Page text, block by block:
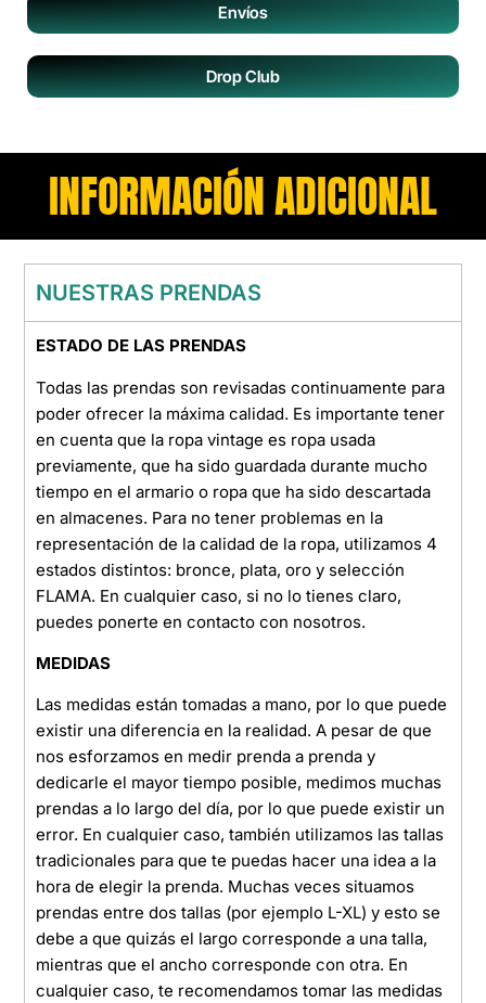
Envíos
Drop Club
INFORMACIÓN ADICIONAL
NUESTRAS PRENDAS
ESTADO DE LAS PRENDAS
Todas las prendas son revisadas continuamente para
poder ofrecer la máxima calidad. Es importante tener
en cuenta que la ropa vintage es ropa usada
previamente, que ha sido guardada durante mucho
tiempo en el armario o ropa que ha sido descartada
en almacenes. Para no tener problemas en la
representación de la calidad de la ropa, utilizamos 4
estados distintos: bronce, plata, oro y selección
FLAMA. En cualquier caso, si no lo tienes claro,
puedes ponerte en contacto con nosotros.
MEDIDAS
Las medidas están tomadas a mano, por lo que puede
existir una diferencia en la realidad. A pesar de que
nos esforzamos en medir prenda a prenda y
dedicarle el mayor tiempo posible, medimos muchas
prendas a lo largo del día, por lo que puede existir un
error. En cualquier caso, también utilizamos las tallas
tradicionales para que te puedas hacer una idea a la
hora de elegir la prenda. Muchas veces situamos
prendas entre dos tallas (por ejemplo L-XL) y esto se
debe a que quizás el largo corresponde a una talla,
mientras que el ancho corresponde con otra. En
cualquier caso, te recomendamos tomar las medidas